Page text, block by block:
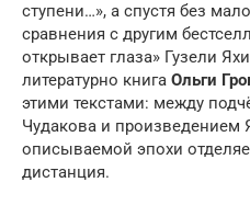
ступени…», а спустя без
сравнения с другим
открывает глаза» Гузели
литературно книга Ольги
этими текстами: между
Чудакова и произведением
описываемой эпохи
дистанция.